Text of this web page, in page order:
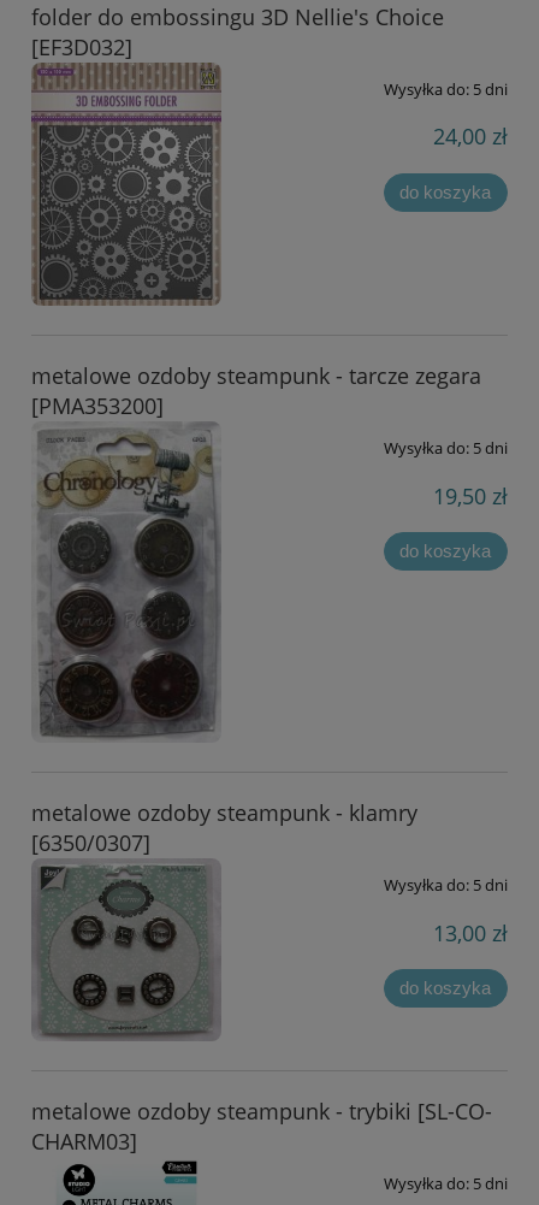
folder do embossingu 3D Nellie's Choice
[EF3D032]
Wysyłka do: 5 dni
24,00 zł
do koszyka
metalowe ozdoby steampunk - tarcze zegara
[PMA353200]
Wysyłka do: 5 dni
19,50 zł
do koszyka
metalowe ozdoby steampunk - klamry
[6350/0307]
Wysyłka do: 5 dni
13,00 zł
do koszyka
metalowe ozdoby steampunk - trybiki [SL-CO-
CHARM03]
Wysyłka do: 5 dni